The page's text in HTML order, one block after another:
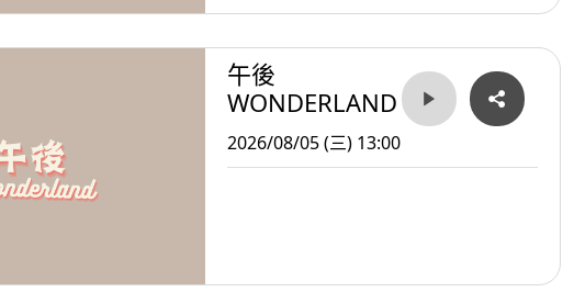
午後
WONDERLAND
2026/08/05 (三) 13:00